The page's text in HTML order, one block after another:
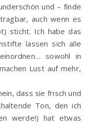
und – finde
auch wenn es
sticht. Ich habe das
lassen sich alle
sowohl in
Lust auf mehr,
dass sie frisch und
Ton, den ich
werde!) hat etwas